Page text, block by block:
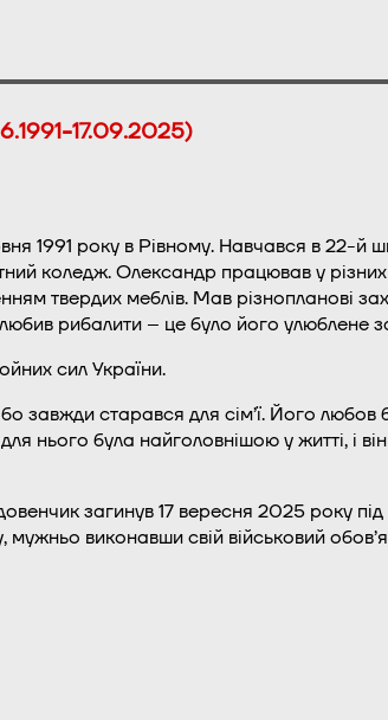
17.09.2025)
1991 року в Рівному. Навчався в 22-й
коледж. Олександр працював у
твердих меблів. Мав різнопланові
рибалити – це було його улюблене
сил України.
завжди старався для сім’ї. Його любов
нього була найголовнішою у житті, і
загинув 17 вересня 2025 року
виконавши свій військовий